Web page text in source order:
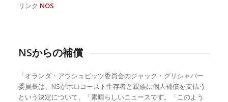
リンク NOS
NSからの補償
「オランダ・アウシュビッツ委員会のジャック・グリシャバー
委員長は、NSがホロコースト生存者と親族に個人補償を支払う
という決定について、「素晴らしいニュースです。「このよう